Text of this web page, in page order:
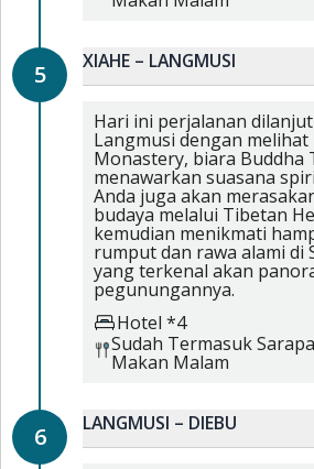
5 XIAHE – LANGMUSI
Hari ini perjalanan
Langmusi dengan
Monastery, biara Buddha
menawarkan suasana
Anda juga akan
budaya melalui Tibetan
kemudian menikmati
rumput dan rawa alami di
yang terkenal akan
pegunungannya.
Hotel *4
Sudah Termasuk
Makan Malam
6 LANGMUSI – DIEBU